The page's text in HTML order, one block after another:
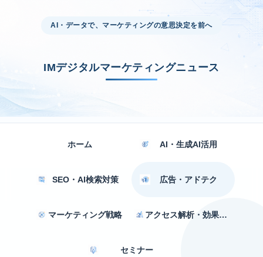
AI・データで、マーケティングの意思決定を前へ
IMデジタルマーケティングニュース
ホーム AI・生成AI活用
SEO・AI検索対策 広告・アドテク
マーケティング戦略 アクセス解析・効果測定
セミナー